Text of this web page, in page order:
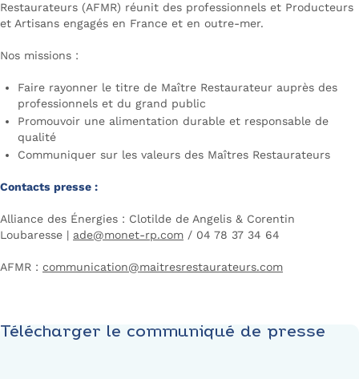
Restaurateurs (AFMR) réunit des professionnels et Producteurs
et Artisans engagés en France et en outre-mer.
Nos missions :
Faire rayonner le titre de Maître Restaurateur auprès des
professionnels et du grand public
Promouvoir une alimentation durable et responsable de
qualité
Communiquer sur les valeurs des Maîtres Restaurateurs
Contacts presse :
Alliance des Énergies : Clotilde de Angelis & Corentin
Loubaresse | ade@monet-rp.com / 04 78 37 34 64
AFMR : communication@maitresrestaurateurs.com
Télécharger le communiqué de presse